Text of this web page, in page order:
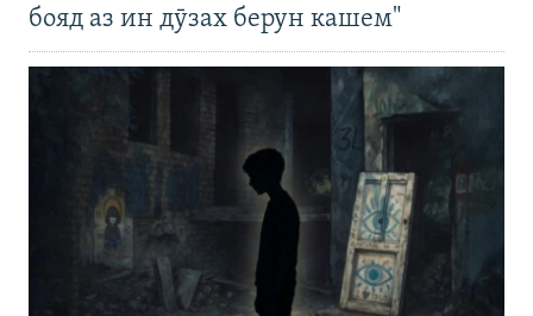
бояд аз ин дӯзах берун кашем"